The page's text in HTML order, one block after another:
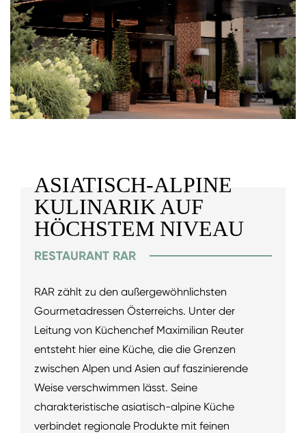
ASIATISCH-ALPINE
KULINARIK AUF
HÖCHSTEM NIVEAU
RESTAURANT RAR
RAR zählt zu den außergewöhnlichsten
Gourmetadressen Österreichs. Unter der
Leitung von Küchenchef Maximilian Reuter
entsteht hier eine Küche, die die Grenzen
zwischen Alpen und Asien auf faszinierende
Weise verschwimmen lässt. Seine
charakteristische asiatisch-alpine Küche
verbindet regionale Produkte mit feinen